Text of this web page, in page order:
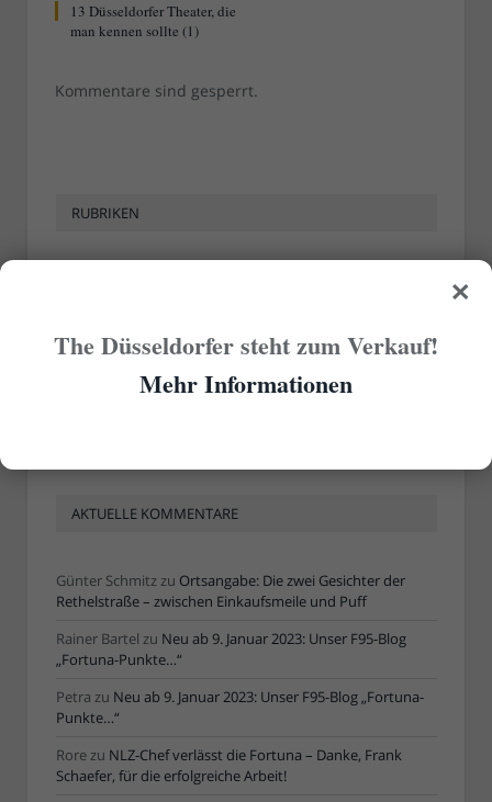
13 Düsseldorfer Theater, die
man kennen sollte (1)
Kommentare sind gesperrt.
RUBRIKEN
AKTUELLE KOMMENTARE
Günter Schmitzzu Ortsangabe: Die zwei Gesichter der
Rethelstraße – zwischen Einkaufsmeile und Puff
Rainer Bartel zu Neu ab 9. Januar 2023: Unser F95-Blog
„Fortuna-Punkte…“
Petra zu Neu ab 9. Januar 2023: Unser F95-Blog „Fortuna-
Punkte…“
Rorezu NLZ-Chef verlässt die Fortuna – Danke, Frank
Schaefer, für die erfolgreiche Arbeit!
×
The Düsseldorfer steht zum Verkauf!
Mehr Informationen